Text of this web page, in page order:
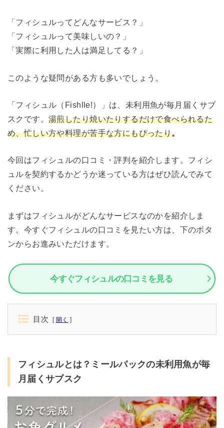
「フィシュルってどんなサービス？」
「フィシュルって美味しいの？」
「実際に利用した人は満足してる？」
このような疑問がある方も多いでしょう。
「フィシュル（Fishlle!）」は、未利用魚が毎月届くサブ
スクです。湯煎したり焼いたりするだけで食べられるた
め、忙しい方や料理が苦手な方にもぴったり。
今回はフィシュルの口コミ・評判を紹介します。フィシ
ュルを契約するかどうか迷っている方はぜひ読んでみて
ください。
まずはフィシュルがどんなサービスなのかを紹介しま
す。今すぐフィシュルの口コミを見たい方は、下のボタ
ンからお進みいただけます。
今すぐフィシュルの口コミを見る
目次 開く
フィシュルとは？ミールパックの未利用魚が毎
月届くサブスク